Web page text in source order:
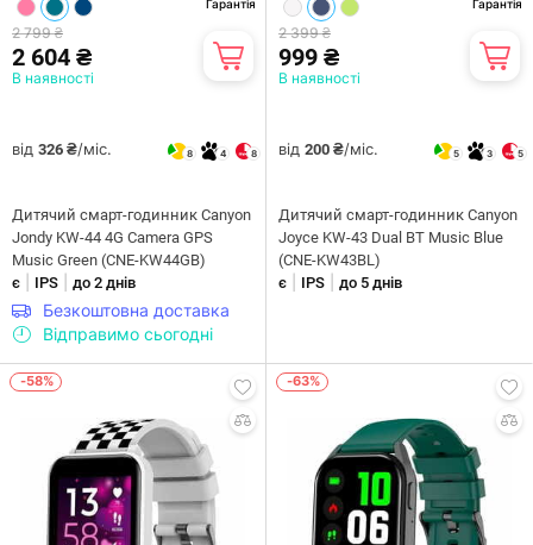
Гарантія
2 799 ₴
2 604 ₴
В наявності
від 326 ₴/міс. 8 4 8
Дитячий смарт-годинник Canyon
Jondy KW-44 4G Camera GPS
Music Green (CNE-KW44GB)
є
IPS до 2 днів
Безкоштовна доставка
Відправимо сьогодні
Гарантія
2 399 ₴
999 ₴
В наявності
від 200 ₴/міс. 5 3 5
Дитячий смарт-годинник Canyon
Joyce KW-43 Dual BT Music Blue
(CNE-KW43BL)
є
IPS до 5 днів
-58% -63%